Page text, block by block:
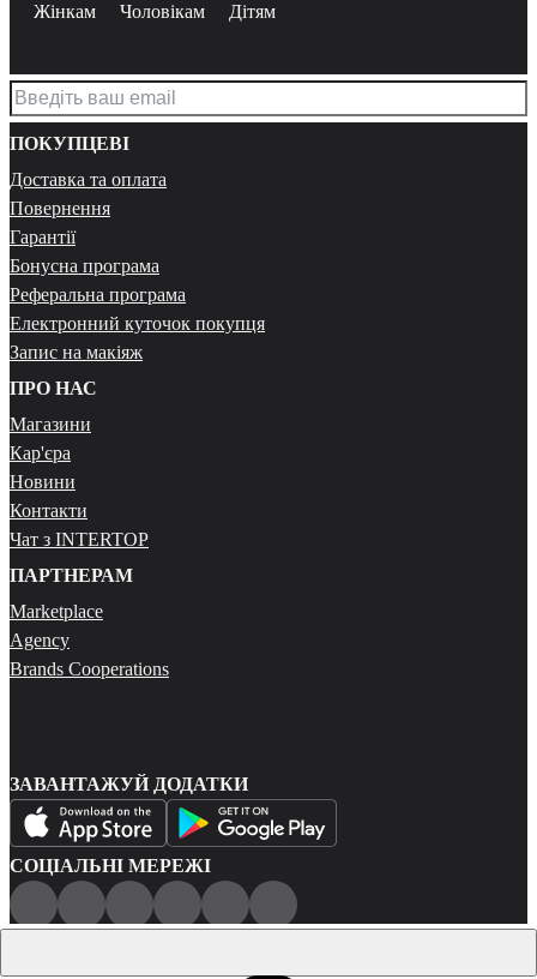
Жінкам Чоловікам Дітям
ПОКУПЦЕВІ
Доставка та оплата
Повернення
Гарантії
Бонусна програма
Реферальна програма
Електронний куточок покупця
Запис на макіяж
ПРО НАС
Магазини
Кар'єра
Новини
Контакти
Чат з INTERTOP
ПАРТНЕРАМ
Marketplace
Agency
Brands Cooperations
ЗАВАНТАЖУЙ ДОДАТКИ
СОЦІАЛЬНІ МЕРЕЖІ
Політика конфіденційності